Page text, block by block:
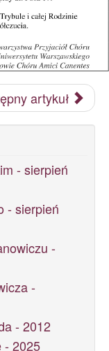
artykuł
- sierpień
- sierpień
-
-
- 2012
- 2025